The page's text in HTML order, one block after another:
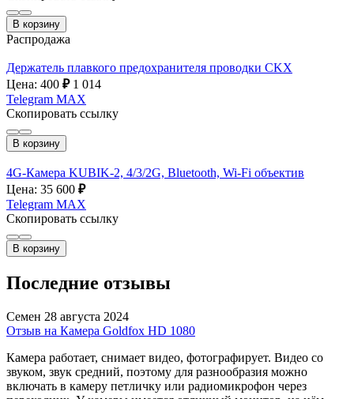
В корзину
Распродажа
Держатель плавкого предохранителя проводки CKX
Цена: 400 ₽ 1 014
Telegram MAX
Скопировать ссылку
В корзину
4G-Камера KUBIK-2, 4/3/2G, Bluetooth, Wi-Fi объектив
Цена: 35 600 ₽
Telegram MAX
Скопировать ссылку
В корзину
Последние отзывы
Семен 28 августа 2024
Отзыв на Камера Goldfox HD 1080
Камера работает, снимает видео, фотографирует. Видео со
звуком, звук средний, поэтому для разнообразия можно
включать в камеру петличку или радиомикрофон через